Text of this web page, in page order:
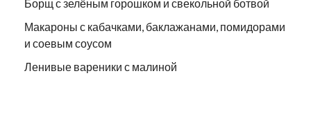
Борщ с зелёным горошком и свекольной ботвой
Макароны с кабачками, баклажанами, помидорами
и соевым соусом
Ленивые вареники с малиной